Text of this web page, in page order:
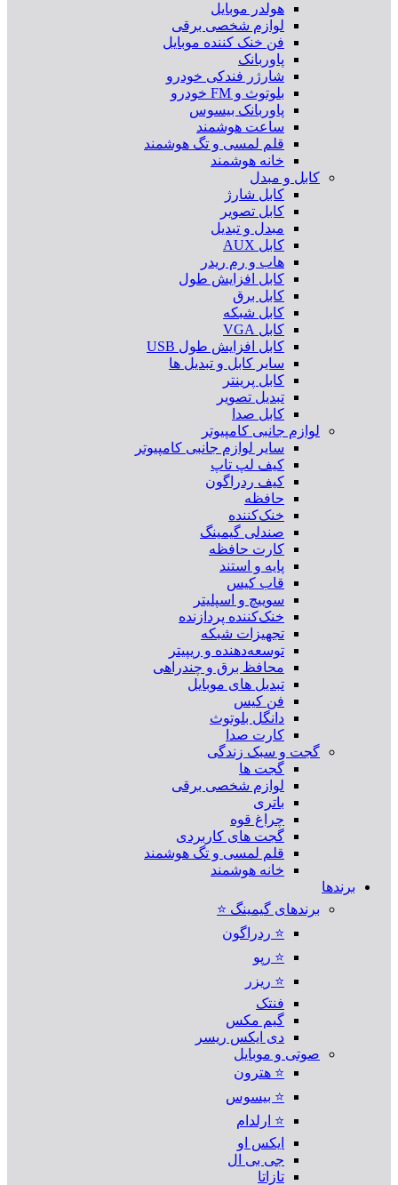
هولدر موبایل
لوازم شخصی برقی
فن خنک کننده موبایل
پاوربانک
شارژر فندکی خودرو
بلوتوث و FM خودرو
پاوربانک بیسوس
ساعت هوشمند
قلم لمسی و تگ هوشمند
خانه هوشمند
کابل و مبدل
کابل شارژ
کابل تصویر
مبدل و تبدیل
کابل AUX
هاب و رم ریدر
کابل افزایش طول
کابل برق
کابل شبکه
کابل VGA
کابل افزایش طول USB
سایر کابل و تبدیل ها
کابل پرینتر
تبدیل تصویر
کابل صدا
لوازم جانبی کامپیوتر
سایر لوازم جانبی کامپیوتر
کیف لپ تاپ
کیف ردراگون
حافظه
خنک‌کننده
صندلی گیمینگ
کارت حافظه
پایه و استند
قاب کیس
سوییچ و اسپلیتر
خنک‌کننده پردازنده
تجهیزات شبکه
توسعه‌دهنده و ریپیتر
محافظ برق و چندراهی
تبدیل های موبایل
فن کیس
دانگل بلوتوث
کارت صدا
گجت و سبک زندگی
گجت ها
لوازم شخصی برقی
باتری
چراغ قوه
گجت های کاربردی
قلم لمسی و تگ هوشمند
خانه هوشمند
برندها
برندهای گیمینگ ⭐
⭐ ردراگون
⭐ رپو
⭐ ریزر
فنتک
گیم مکس
دی ایکس ریسر
صوتی و موبایل
⭐ هترون
⭐ بیسوس
⭐ ارلدام
ایکس او
جی بی ال
تازاتا